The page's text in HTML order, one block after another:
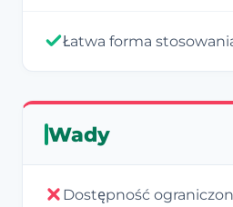
Łatwa forma
Wady
Dostępność